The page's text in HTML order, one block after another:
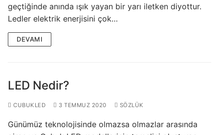
ÜRÜNLER
Ultra İnce Lineer Aydınlatma
geçtiğinde anında ışık yayan bir yarı iletken diyottur.
Ledler elektrik enerjisini çok…
DEVAMI
LED Nedir?
CUBUKLED 3 TEMMUZ 2020 SÖZLÜK
Günümüz teknolojisinde olmazsa olmazlar arasında